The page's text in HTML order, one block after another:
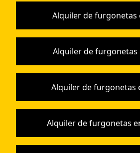
Alquiler de furgonetas
Alquiler de furgonetas
Alquiler de furgonetas
Alquiler de furgonetas